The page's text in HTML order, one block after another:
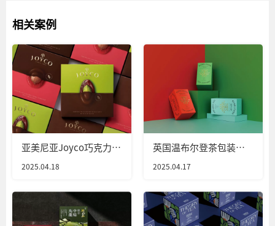
相关案例
亚美尼亚Joyco巧克力包
2025.04.18
英国温布尔登茶包装设
2025.04.17